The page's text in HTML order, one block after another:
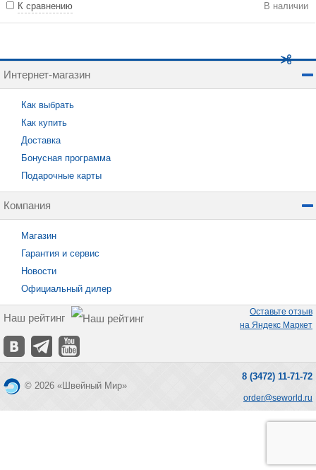
К сравнению В наличии
Интернет-магазин
Как выбрать
Как купить
Доставка
Бонусная программа
Подарочные карты
Компания
Магазин
Гарантия и сервис
Новости
Официальный дилер
Наш рейтинг
Оставьте отзыв
на Яндекс Маркет
© 2026 «Швейный Мир»
8 (3472) 11-71-72
order@seworld.ru